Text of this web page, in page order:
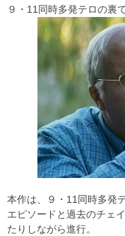
９・11同時多発テロの裏
本作は、９・11同時多発
エピソードと過去のチェ
たりしながら進行。